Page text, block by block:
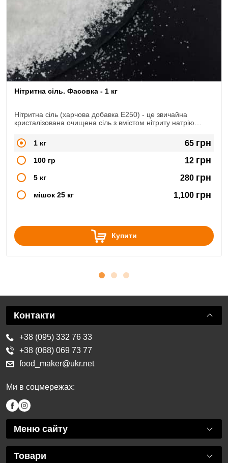
Нітритна сіль. Фасовка - 1 кг
Нітритна сіль (харчова добавка Е250) - це звичайна
кристалізована очищена сіль з вмістом нітриту натрію
при виготовленні копченостей, ковбас, сиров'ялених
продуктів.
1 кг 65 грн
100 гр 12 грн
5 кг 280 грн
мішок 25 кг 1,100 грн
Купити
Меню сайту
Товари
Контакти
+38 (095) 332 76 33
+38 (068) 069 73 77
food_maker@ukr.net
Ми в соцмережах: